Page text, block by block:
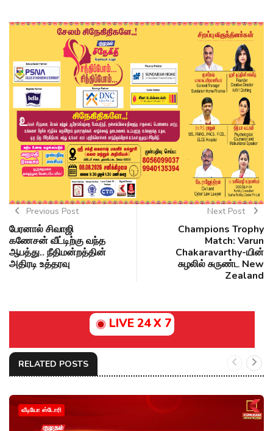
Previous Post
பேரனால் சிவாஜி
கணேசன் வீட்டிற்கு வந்த
ஆபத்து.. நீதிமன்றத்தின்
அதிரடி உத்தரவு
Next Post
Champions Trophy
Match: Varun
Chakaravarthy-யின்
சுழலில் சுருண்ட New
Zealand
LIVE 24 X 7
RELATED POSTS
வீடியோ ஸ்டோரி